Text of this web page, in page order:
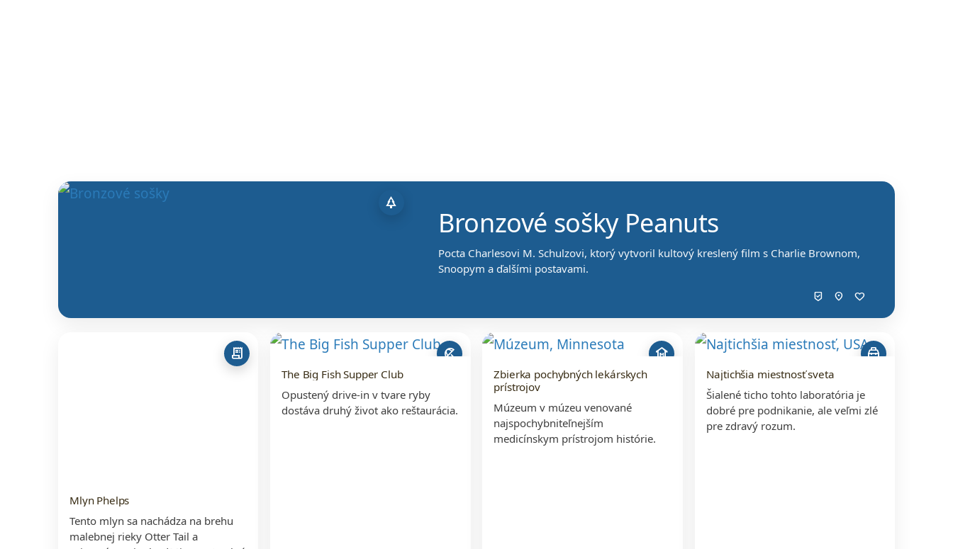
park
Bronzové sošky Peanuts
Pocta Charlesovi M. Schulzovi, ktorý vytvoril kultový kreslený film s Charlie Brownom,
Snoopym a ďalšími postavami.
beenhere location_on favorite
receipt_long
Mlyn Phelps
Tento mlyn sa nachádza na brehu
malebnej rieky Otter Tail a
beach_access
The Big Fish Supper Club
Opustený drive-in v tvare ryby
dostáva druhý život ako reštaurácia.
museum
Zbierka pochybných lekárskych
prístrojov
Múzeum v múzeu venované
najspochybniteľnejším
medicínskym prístrojom histórie.
service_toolbox
Najtichšia miestnosť sveta
Šialené ticho tohto laboratória je
dobré pre podnikanie, ale veľmi zlé
pre zdravý rozum.